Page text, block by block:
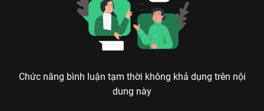
Chức năng bình luận tạm thời không khả dụng trên nội
dung này